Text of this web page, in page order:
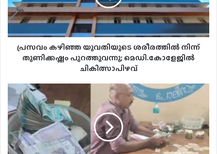
തുണിക്കഷ്ണം
പുറത്തുവന്നു;
മെഡി.കോളേജിൽ
ചികിത്സാപിഴവ്
പ്രസവം കഴിഞ്ഞ യുവതിയുടെ ശരീരത്തിൽ നിന്ന്
തുണിക്കഷ്ണം പുറത്തുവന്നു; മെഡി.കോളേജിൽ
ചികിത്സാപിഴവ്
ആലപ്പുഴയിൽ
വാഹനാപകടത്തില്‍
മരിച്ച
യാചകന്റെ
സഞ്ചിയില്‍
കണ്ടെത്തിയത്..
ലക്ഷങ്ങൾ...